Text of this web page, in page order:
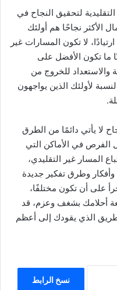
لتحقيق النجاح في
الأكثر نجاحًا هم أولئك
لا تكون المسارات غير
ما تكون الأفضل على
والاستعداد للخروج من
لأولئك الذين يواجهون
لا يأتي دائمًا من الطرق
الفرص في الأماكن التي
المسار غير التقليدي،
وأفكار وطرق تفكير جديدة
على أن تكون مختلفًا،
أحلامك بشغف وعزم، قد
الذي يقودك إلى أعظم
نسخ الرابط